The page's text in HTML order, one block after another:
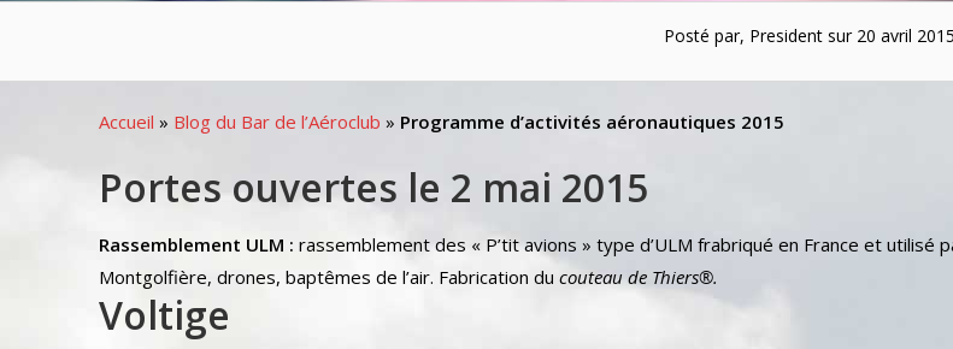
Posté par, President sur 20 avril 2015
Accueil » Blog du Bar de l’Aéroclub » Programme d’activités aéronautiques 2015
Portes ouvertes le 2 mai 2015
Rassemblement ULM : rassemblement des « P’tit avions » type d’ULM frabriqué en France et utilisé
Montgolfière, drones, baptêmes de l’air. Fabrication du couteau de Thiers®.
Voltige